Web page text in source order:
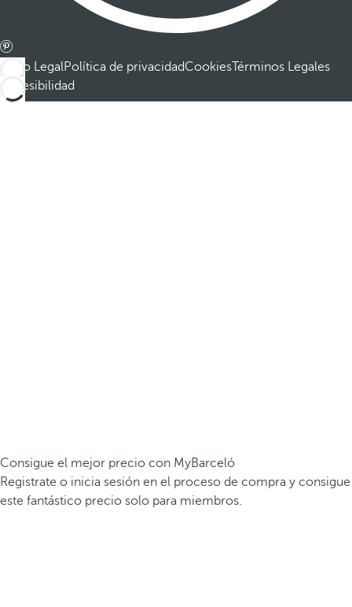
Aviso LegalPolítica de privacidadCookiesTérminos Legales
Accesibilidad
Consigue el mejor precio con MyBarceló
Registrate o inicia sesión en el proceso de compra y consigue
este fantástico precio solo para miembros.